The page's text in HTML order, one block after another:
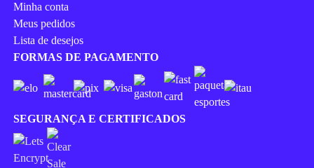
Minha conta
Meus pedidos
Lista de desejos
FORMAS DE PAGAMENTO
SEGURANÇA E CERTIFICADOS